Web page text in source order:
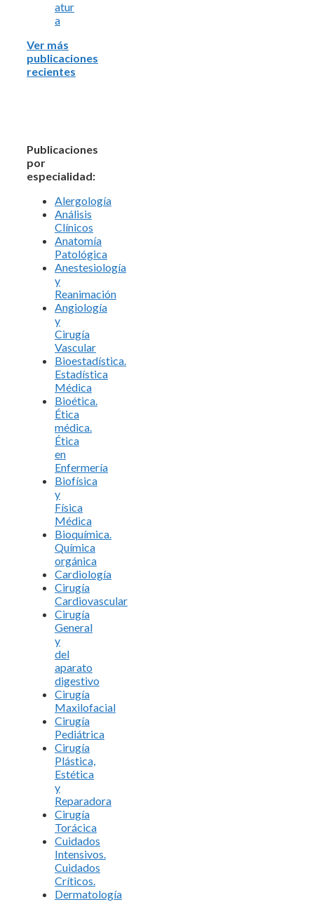
atur
a
Ver más
publicaciones
recientes
Publicaciones
por
especialidad:
Alergología
Análisis
Clínicos
Anatomía
Patológica
Anestesiología
y
Reanimación
Angiología
y
Cirugía
Vascular
Bioestadística.
Estadística
Médica
Bioética.
Ética
médica.
Ética
en
Enfermería
Biofísica
y
Física
Médica
Bioquímica.
Química
orgánica
Cardiología
Cirugía
Cardiovascular
Cirugía
General
y
del
aparato
digestivo
Cirugía
Maxilofacial
Cirugía
Pediátrica
Cirugía
Plástica,
Estética
y
Reparadora
Cirugía
Torácica
Cuidados
Intensivos.
Cuidados
Críticos.
Dermatología